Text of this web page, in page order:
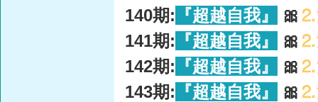
140期: 『超越自我』 🎀 ⒉
141期: 『超越自我』 🎀 ⒉
142期: 『超越自我』 🎀 ⒉
143期: 『超越自我』 🎀 ⒉